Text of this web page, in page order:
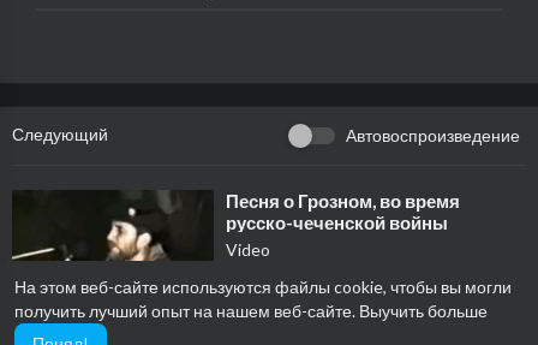
На этом веб-сайте используются файлы cookie, чтобы вы могли
получить лучший опыт на нашем веб-сайте. Выучить больше
Следующий Автовоспроизведение
⁣Песня о Грозном, во время
русско-чеченской войны
Video
Музыка